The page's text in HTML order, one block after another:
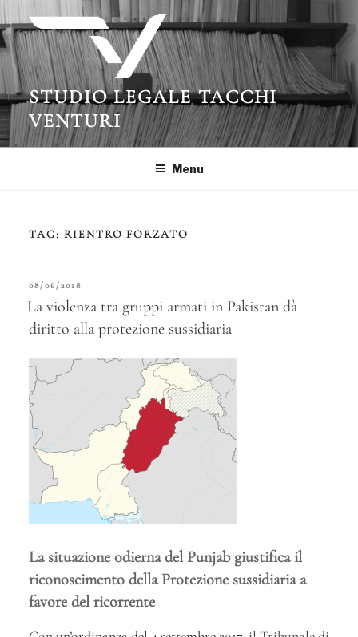
Salta
al
contenuto
STUDIO LEGALE TACCHI
VENTURI
Menu
TAG: RIENTRO FORZATO
PUBBLICATO
IL
08/06/2018
La violenza tra gruppi armati in Pakistan dà
diritto alla protezione sussidiaria
La situazione odierna del Punjab giustifica il
riconoscimento della Protezione sussidiaria a
favore del ricorrente